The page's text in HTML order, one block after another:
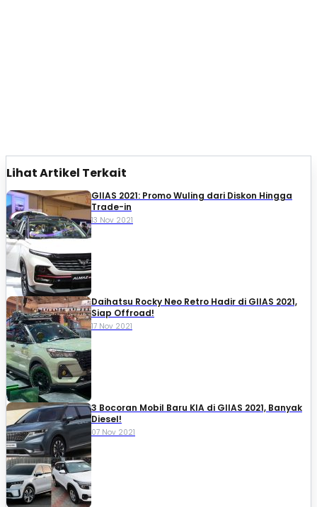
Lihat Artikel Terkait
GIIAS 2021: Promo Wuling dari Diskon Hingga
Trade-in
13 Nov 2021
Daihatsu Rocky Neo Retro Hadir di GIIAS 2021,
Siap Offroad!
17 Nov 2021
3 Bocoran Mobil Baru KIA di GIIAS 2021, Banyak
Diesel!
07 Nov 2021